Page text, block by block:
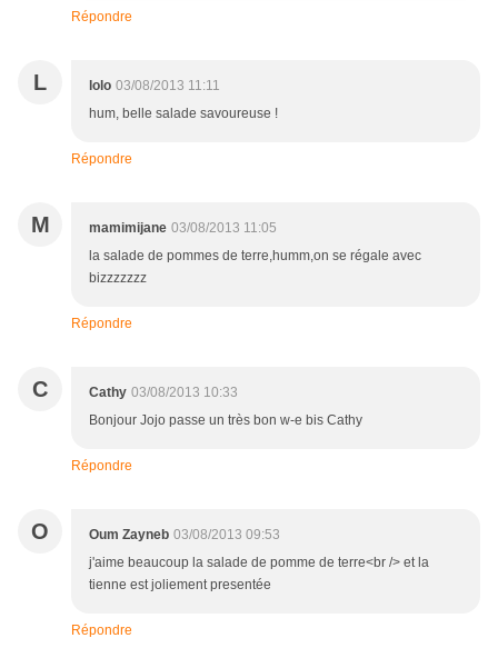
Répondre
L lolo 03/08/2013 11:11
hum, belle salade savoureuse !
Répondre
M mamimijane 03/08/2013 11:05
la salade de pommes de terre,humm,on se régale avec
bizzzzzzz
Répondre
C Cathy 03/08/2013 10:33
Bonjour Jojo passe un très bon w-e bis Cathy
Répondre
O Oum Zayneb 03/08/2013 09:53
j'aime beaucoup la salade de pomme de terre<br /> et la
tienne est joliement presentée
Répondre